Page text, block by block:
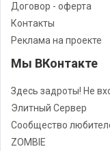
Договор - оферта
Контакты
Реклама на проекте
Мы ВКонтакте
Здесь задроты! Не
Элитный Сервер
Сообщество
ZOMBIE